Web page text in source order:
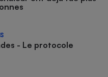
- Le protocole